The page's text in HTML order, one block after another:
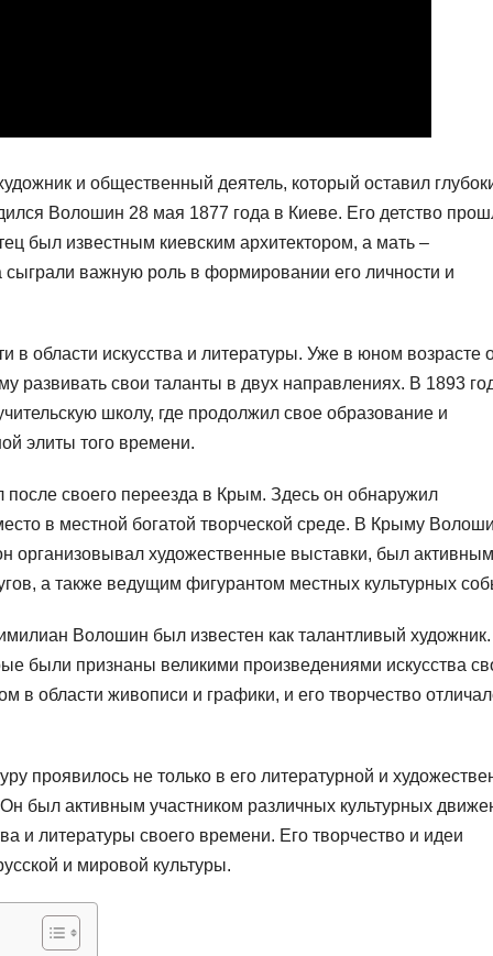
и общественный деятель, который оставил
Волошин 28 мая 1877 года в Киеве. Его детство
был известным киевским архитектором, а мать –
сыграли важную роль в формировании его личности и
в области искусства и литературы. Уже в юном возрасте
развивать свои таланты в двух направлениях. В 1893
школу, где продолжил свое образование и
элиты того времени.
своего переезда в Крым. Здесь он обнаружил
в местной богатой творческой среде. В Крыму
организовывал художественные выставки, был активным
а также ведущим фигурантом местных культурных
Волошин был известен как талантливый
были признаны великими произведениями искусства
области живописи и графики, и его творчество
проявилось не только в его литературной и
был активным участником различных культурных
и литературы своего времени. Его творчество и идеи
и мировой культуры.